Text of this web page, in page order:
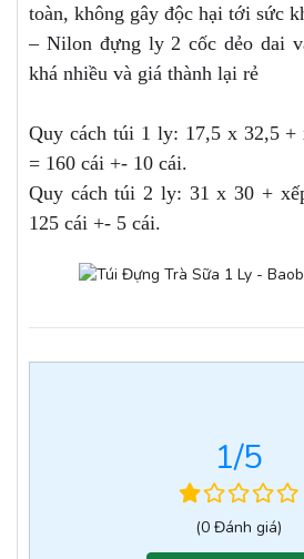
toàn, không gây độc hại tới sức
– Nilon đựng ly 2 cốc dẻo dai
khá nhiều và giá thành lại rẻ
Quy cách túi 1 ly: 17,5 x 32,5 +
= 160 cái +- 10 cái.
Quy cách túi 2 ly: 31 x 30 +
125 cái +- 5 cái.
1/5
(0 Đánh giá)